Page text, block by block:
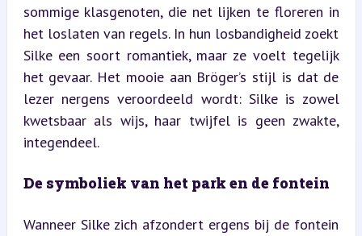
sommige klasgenoten, die net lijken te floreren in
het loslaten van regels. In hun losbandigheid zoekt
Silke een soort romantiek, maar ze voelt tegelijk
het gevaar. Het mooie aan Bröger’s stijl is dat de
lezer nergens veroordeeld wordt: Silke is zowel
kwetsbaar als wijs, haar twijfel is geen zwakte,
integendeel.
De symboliek van het park en de fontein
Wanneer Silke zich afzondert ergens bij de fontein